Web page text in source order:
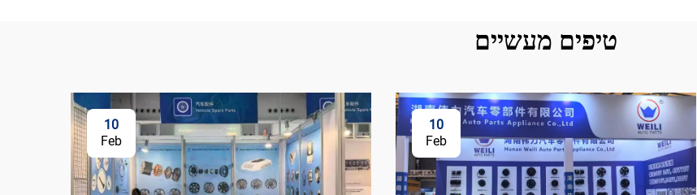
טיפים מעשיים
10
Feb
10
Feb